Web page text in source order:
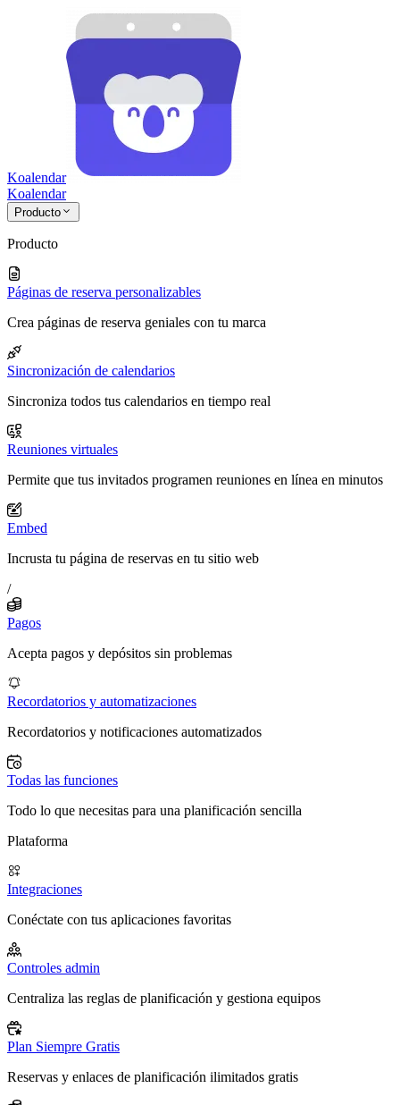
Koalendar
Koalendar
Producto
Producto
Páginas de reserva personalizables
Crea páginas de reserva geniales con tu marca
Sincronización de calendarios
Sincroniza todos tus calendarios en tiempo real
Reuniones virtuales
Permite que tus invitados programen reuniones en línea en minutos
Embed
Incrusta tu página de reservas en tu sitio web
/
Pagos
Acepta pagos y depósitos sin problemas
Recordatorios y automatizaciones
Recordatorios y notificaciones automatizados
Todas las funciones
Todo lo que necesitas para una planificación sencilla
Plataforma
Integraciones
Conéctate con tus aplicaciones favoritas
Controles admin
Centraliza las reglas de planificación y gestiona equipos
Plan Siempre Gratis
Reservas y enlaces de planificación ilimitados gratis